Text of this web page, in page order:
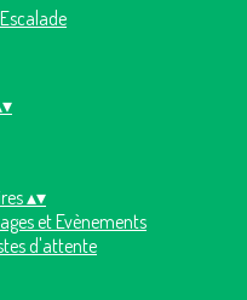
▾
▴▾
et Evènements
d'attente